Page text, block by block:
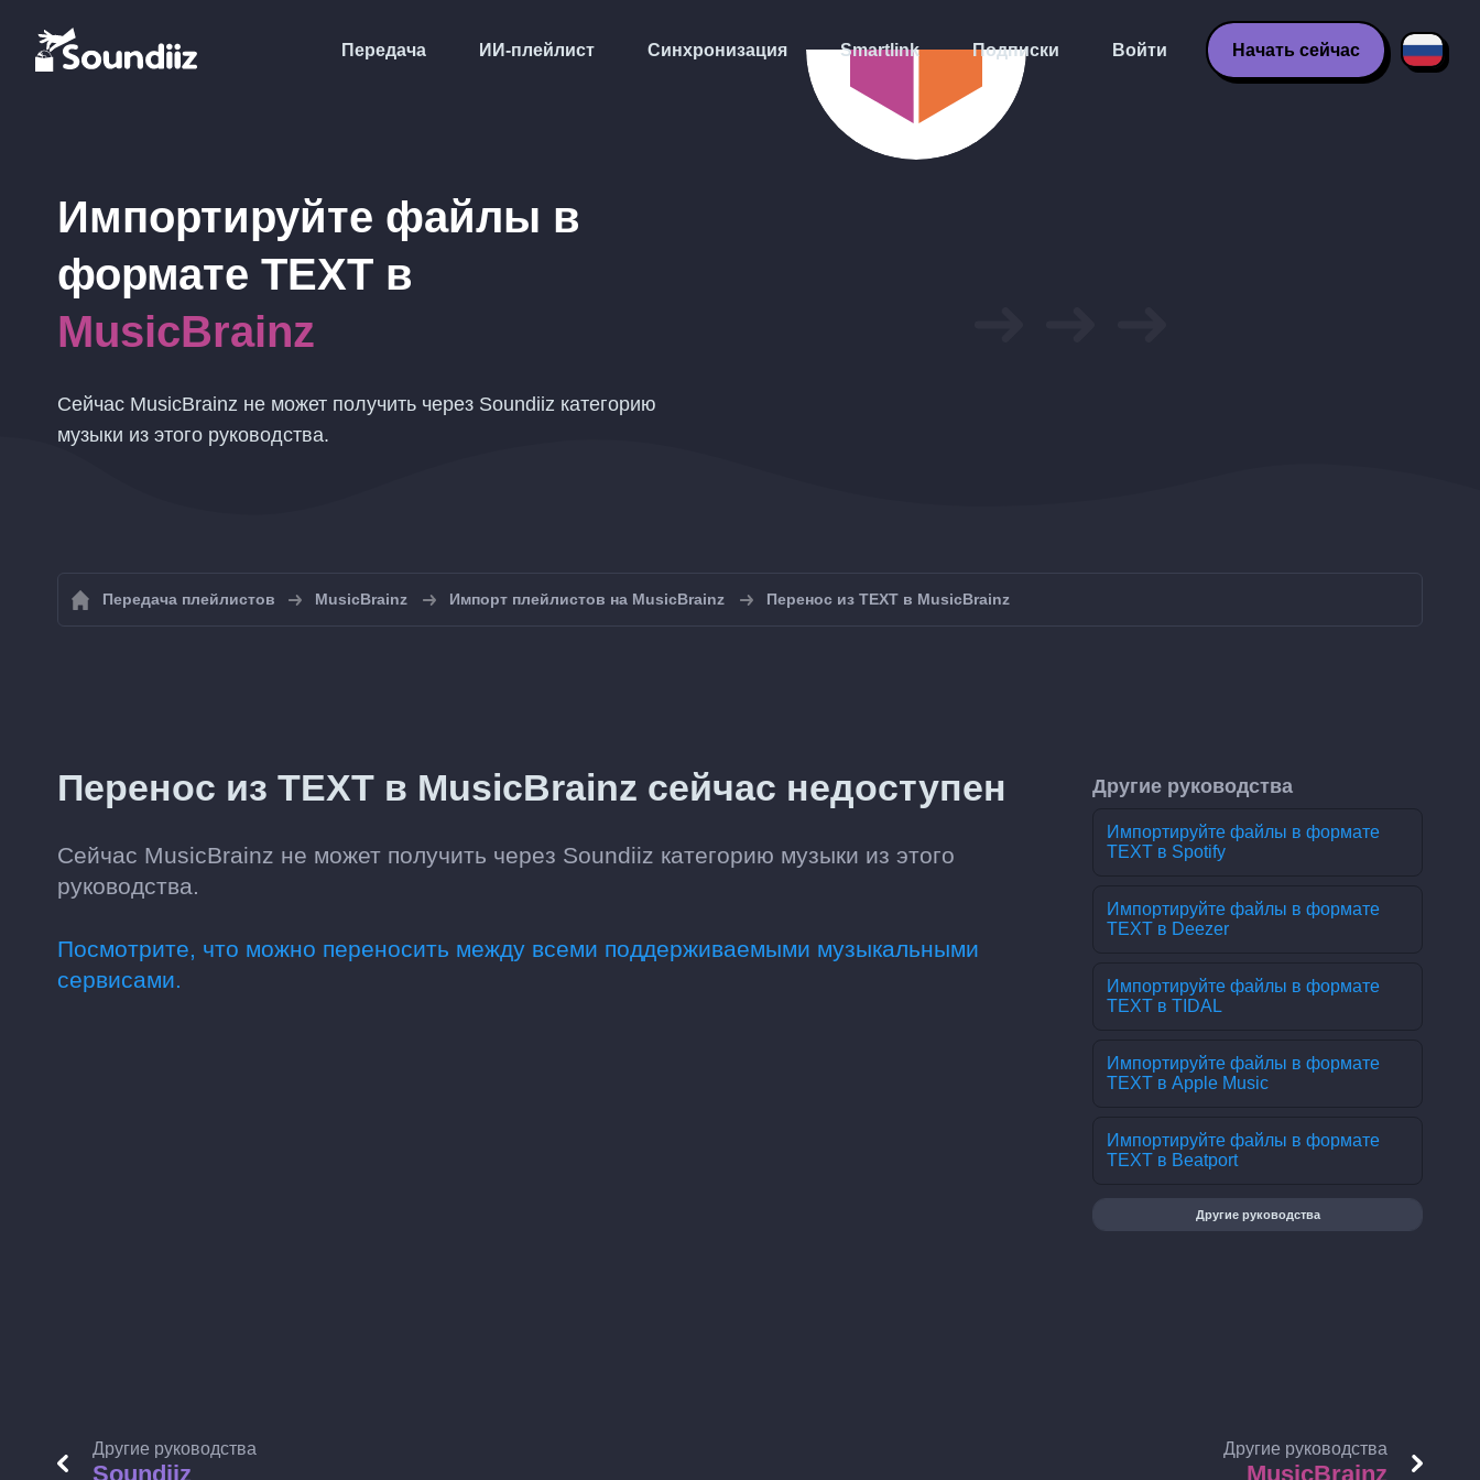
Передача ИИ-плейлист Синхронизация Smartlink Подписки Войти Начать сейчас
Импортируйте файлы в
формате TEXT в
MusicBrainz
Сейчас MusicBrainz не может получить через Soundiiz категорию
музыки из этого руководства.
Передача плейлистов MusicBrainz Импорт плейлистов на MusicBrainz Перенос из TEXT в MusicBrainz
Перенос из TEXT в MusicBrainz сейчас недоступен
Сейчас MusicBrainz не может получить через Soundiiz категорию музыки из этого
руководства.
Посмотрите, что можно переносить между всеми поддерживаемыми музыкальными
сервисами.
Другие руководства
Импортируйте файлы в формате
TEXT в Spotify
Импортируйте файлы в формате
TEXT в Deezer
Импортируйте файлы в формате
TEXT в TIDAL
Импортируйте файлы в формате
TEXT в Apple Music
Импортируйте файлы в формате
TEXT в Beatport
Другие руководства
Другие руководства
Soundiiz
Другие руководства
MusicBrainz